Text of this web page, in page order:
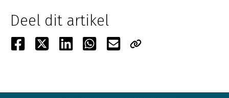
Deel dit artikel